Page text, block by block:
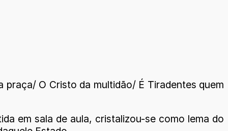
O Cristo da multidão/ É Tiradentes quem
em sala de aula, cristalizou-se como lema do